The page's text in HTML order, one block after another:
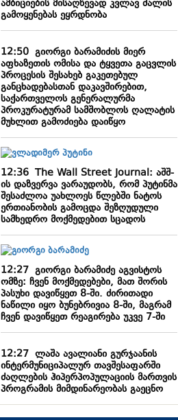
ამბიციების მისაღწევად კვლავ ძალის
გამოყენებას ეყრდნობა
12:50გიორგი ბარამიძის მიერ
აფხაზეთის ომისა და ტყვეთა გაცვლის
პროცესის შესახებ გაკეთებულ
განცხადებასთან დაკავშირებით,
საქართველოს გენერალურმა
პროკურატურამ სამშობლოს ღალატის
მუხლით გამოძიება დაიწყო
12:36The Wall Street Journal: აშშ-
ის დაზვერვა ვარაუდობს, რომ პუტინმა
შესაძლოა უახლოეს წლებში ნატოს
ერთიანობის გამოცდა შეზღუდული
სამხედრო მოქმედებით სცადოს
12:27გიორგი ბარამიძე აგვისტოს
ომზე: ჩვენ მოქმედებები, მათ შორის
პასუხი დავიწყეთ 8-ში. ძირითადი
ნაწილი იყო ბუნებრივია 8-ში, მაგრამ
ჩვენ დავიწყეთ რეაგირება უკვე 7-ში
12:27ლაშა ავალიანი გურჯაანის
ინტერმუნიციპალურ თავშესაფარში
ძაღლების ჰიპერპოპულაციის მართვის
პროგრამის მიმდინარეობას გაეცნო